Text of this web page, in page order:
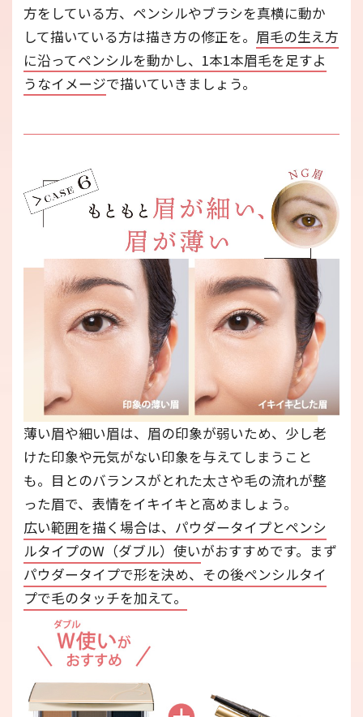
方をしている方、ペンシルやブラシを真横に動か
して描いている方は描き方の修正を。 眉毛の生え方
に沿ってペンシルを動かし、1本1本眉毛を足すよ
うなイメージで描いていきましょう。
薄い眉や細い眉は、眉の印象が弱いため、少し老
けた印象や元気がない印象を与えてしまうこと
も。目とのバランスがとれた太さや毛の流れが整
った眉で、表情をイキイキと高めましょう。
広い範囲を描く場合は、パウダータイプとペンシ
ルタイプのW（ダブル）使いがおすすめです。まず
パウダータイプで形を決め、その後ペンシルタイ
プで毛のタッチを加えて。